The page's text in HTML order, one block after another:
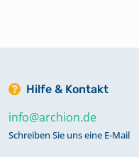
Hilfe & Kontakt
info@archion.de
Schreiben Sie uns eine E-Mail